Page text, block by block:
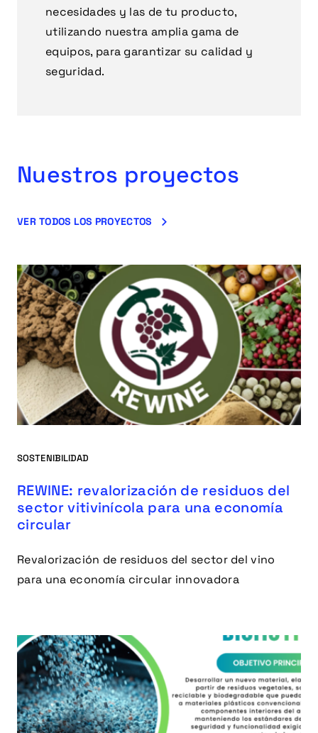
necesidades y las de tu producto,
utilizando nuestra amplia gama de
equipos, para garantizar su calidad y
seguridad.
Nuestros proyectos
VER TODOS LOS PROYECTOS
SOSTENIBILIDAD
REWINE: revalorización de residuos del
sector vitivinícola para una economía
circular
Revalorización de residuos del sector del vino
para una economía circular innovadora